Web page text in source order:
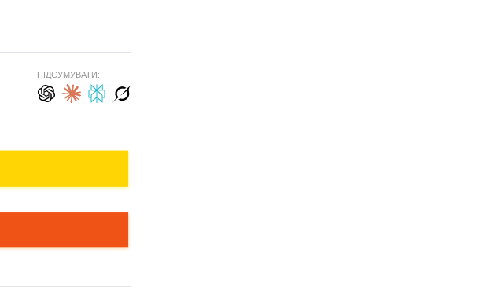
ПІДСУМУВАТИ: